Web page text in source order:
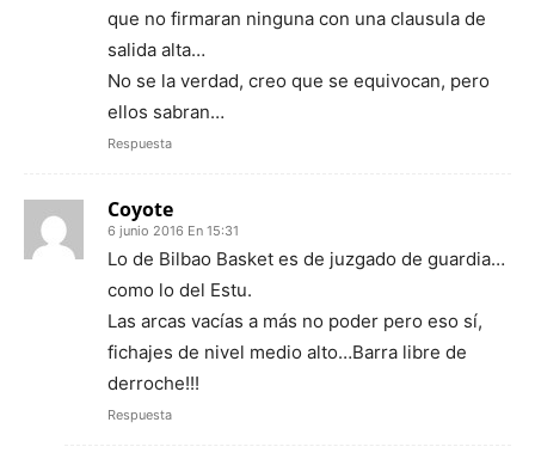
que no firmaran ninguna con una clausula de
salida alta…
No se la verdad, creo que se equivocan, pero
ellos sabran…
Respuesta
Coyote
6 junio 2016 En 15:31
Lo de Bilbao Basket es de juzgado de guardia…
como lo del Estu.
Las arcas vacías a más no poder pero eso sí,
fichajes de nivel medio alto…Barra libre de
derroche!!!
Respuesta